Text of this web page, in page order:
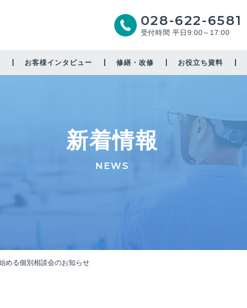
028-622-6581
受付時間 平日9:00～17:00
お客様インタビュー 修繕・改修
省エネ
耐震補強
お役立ち資料
新着情報
NEWS
める個別相談会のお知らせ